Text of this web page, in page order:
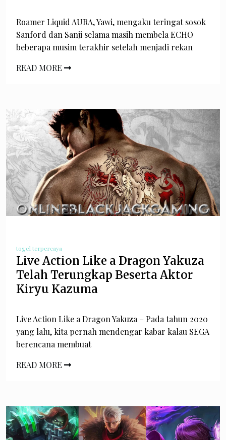
Roamer Liquid AURA, Yawi, mengaku teringat sosok
Sanford dan Sanji selama masih membela ECHO
beberapa musim terakhir setelah menjadi rekan
READ MORE
togel terpercaya
Live Action Like a Dragon Yakuza
Telah Terungkap Beserta Aktor
Kiryu Kazuma
Live Action Like a Dragon Yakuza – Pada tahun 2020
yang lalu, kita pernah mendengar kabar kalau SEGA
berencana membuat
READ MORE